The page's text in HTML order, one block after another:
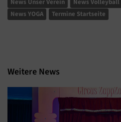
News Unser Verein News Volleyball
News YOGA
Termine Startseite
Weitere News